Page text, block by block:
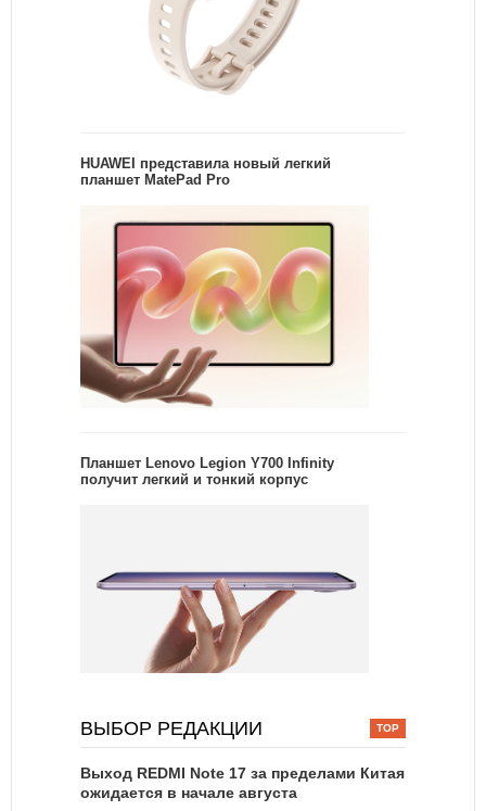
HUAWEI представила новый легкий
планшет MatePad Pro
Планшет Lenovo Legion Y700 Infinity
получит легкий и тонкий корпус
ВЫБОР РЕДАКЦИИ
Выход REDMI Note 17 за пределами Китая
ожидается в начале августа